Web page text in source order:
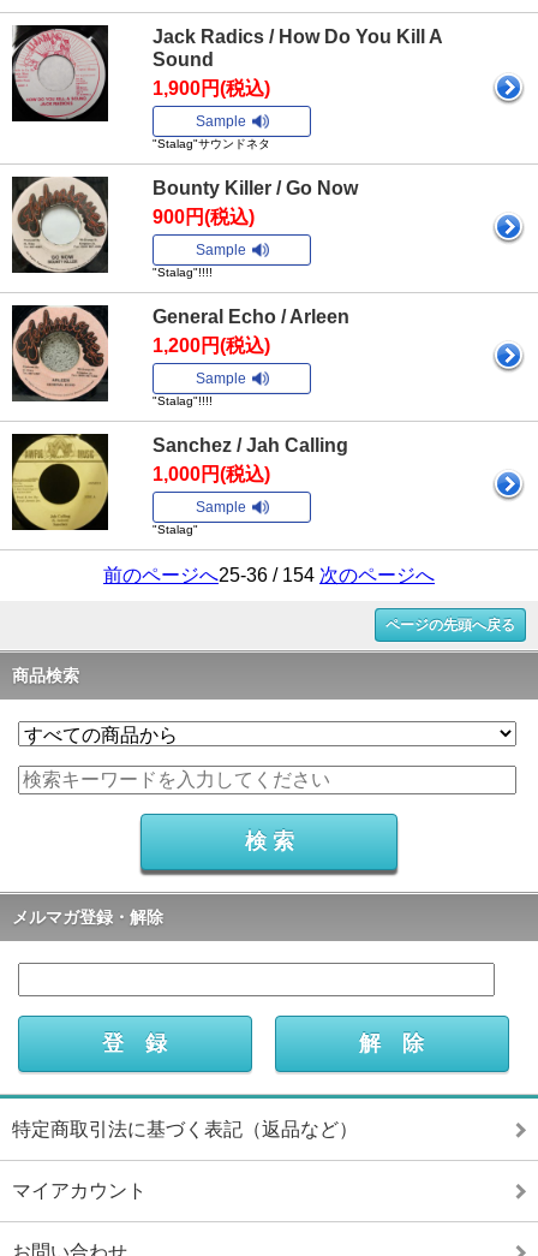
Jack Radics / How Do You Kill A
Sound
1,900円(税込)
Sample
"Stalag"サウンドネタ
Bounty Killer / Go Now
900円(税込)
Sample
"Stalag"!!!!
General Echo / Arleen
1,200円(税込)
Sample
"Stalag"!!!!
Sanchez / Jah Calling
1,000円(税込)
Sample
"Stalag"
前のページへ25-36 / 154 次のページへ
ページの先頭へ戻る
商品検索
メルマガ登録・解除
特定商取引法に基づく表記（返品など）
マイアカウント
お問い合わせ